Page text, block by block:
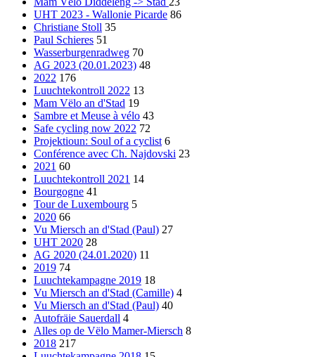
UHT 2023 - Wallonie Picarde 86
Christiane Stoll 35
Paul Schieres 51
Wasserburgenradweg 70
AG 2023 (20.01.2023) 48
2022 176
Luuchtekontroll 2022 13
Mam Vëlo an d'Stad 19
Sambre et Meuse à vélo 43
Safe cycling now 2022 72
Projektioun: Soul of a cyclist 6
Conférence avec Ch. Najdovski 23
2021 60
Luuchtekontroll 2021 14
Bourgogne 41
Tour de Luxembourg 5
2020 66
Vu Miersch an d'Stad (Paul) 27
UHT 2020 28
AG 2020 (24.01.2020) 11
2019 74
Luuchtekampagne 2019 18
Vu Miersch an d'Stad (Camille) 4
Vu Miersch an d'Stad (Paul) 40
Autofräie Sauerdall 4
Alles op de Vëlo Mamer-Miersch 8
2018 217